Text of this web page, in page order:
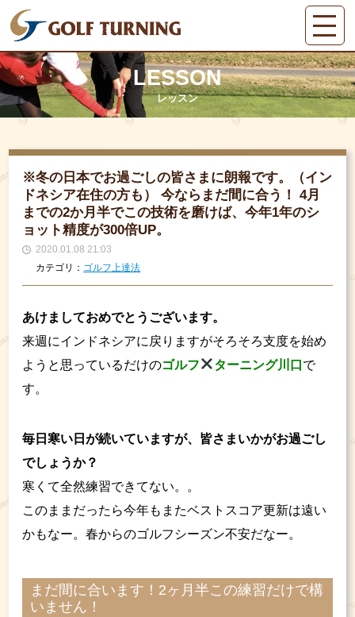
LESSON
レッスン
※冬の日本でお過ごしの皆さまに朗報です。（イン
ドネシア在住の方も） 今ならまだ間に合う！ 4月
までの2か月半でこの技術を磨けば、今年1年のシ
ョット精度が300倍UP。
2020.01.08 21:03
カテゴリ： ゴルフ上達法
あけましておめでとうございます。
来週にインドネシアに戻りますがそろそろ支度を始め
ようと思っているだけのゴルフ ターニング川口 で
す。
毎日寒い日が続いていますが、皆さまいかがお過ごし
でしょうか？
寒くて全然練習できてない。。
このままだったら今年もまたベストスコア更新は遠い
かもなー。春からのゴルフシーズン不安だなー。
まだ間に合います！2ヶ月半この練習だけで構
いません！